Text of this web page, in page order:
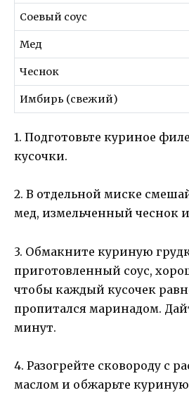
Соевый соус
Мед
Чеснок
Имбирь (свежий)
1. Подготовьте куриное
кусочки.
2. В отдельной миске
мед, измельченный чеснок
3. Обмакните куриную
приготовленный соус,
чтобы каждый кусочек
пропитался маринадом.
минут.
4. Разогрейте сковороду с
маслом и обжарьте куриную